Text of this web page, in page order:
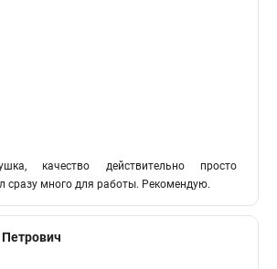
качество действительно просто
сразу много для работы. Рекомендую.